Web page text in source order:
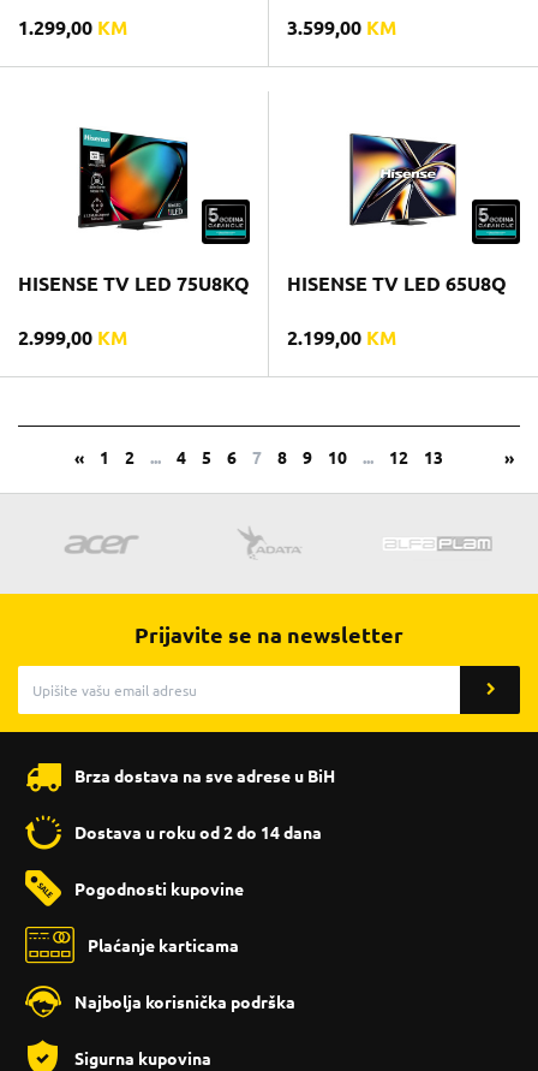
1.299,00 KM 3.599,00 KM
HISENSE TV LED 75U8KQ
2.999,00 KM
HISENSE TV LED 65U8Q
2.199,00 KM
« 1 2 ... 4 5 6 7 8 9 10 ... 12 13 »
Prijavite se na newsletter
Brza dostava na sve adrese u BiH
Dostava u roku od 2 do 14 dana
Pogodnosti kupovine
Plaćanje karticama
Najbolja korisnička podrška
Sigurna kupovina